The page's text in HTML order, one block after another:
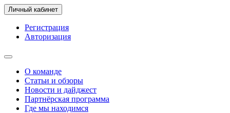
Личный кабинет
Регистрация
Авторизация
О команде
Статьи и обзоры
Новости и дайджест
Партнёрская программа
Где мы находимся